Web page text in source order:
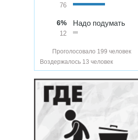
76
6%
12
Надо подумать
Проголосовало 199 человек
Воздержалось 13 человек